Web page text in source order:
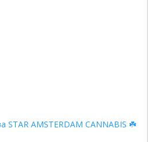
STAR AMSTERDAM CANNABIS ☘️